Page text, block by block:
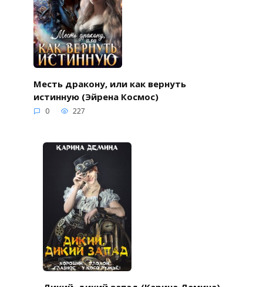
Месть дракону, или как вернуть
истинную (Эйрена Космос)
0 227